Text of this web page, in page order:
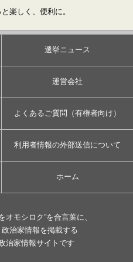
楽しく、便利に。
選挙ニュース
運営会社
よくあるご質問（有権者向け）
利用者情報の外部送信について
ホーム
オモシロク”を合言葉に、
治家情報を掲載する
治家情報サイトです